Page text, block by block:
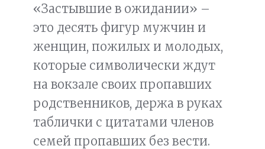
«Застывшие в ожидании» –
это десять фигур мужчин и
женщин, пожилых и молодых,
которые символически ждут
на вокзале своих пропавших
родственников, держа в руках
таблички с цитатами членов
семей пропавших без вести.